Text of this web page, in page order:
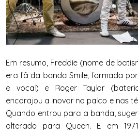
Em resumo, Freddie (nome de
era fã da banda Smile, formada
e vocal) e Roger Taylor
encorajou a inovar no palco e nas
Quando entrou para a banda,
alterado para Queen. E em